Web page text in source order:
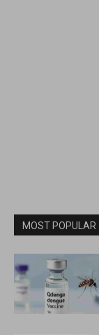
MOST POPULAR